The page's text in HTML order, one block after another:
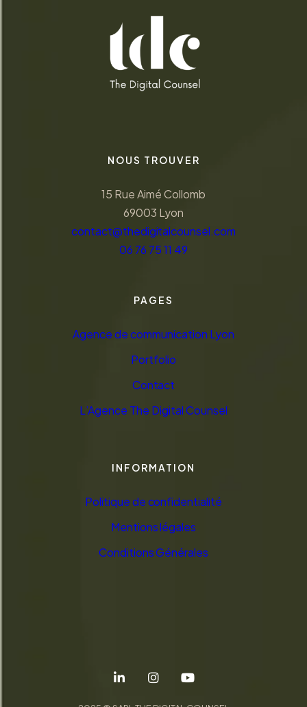
NOUS TROUVER
15 Rue Aimé Collomb
69003 Lyon
contact@thedigitalcounsel.com
06 76 75 11 49
PAGES
Agence de communication Lyon
Portfolio
Contact
L’Agence The Digital Counsel
INFORMATION
Politique de confidentialité
Mentions légales
Conditions Générales